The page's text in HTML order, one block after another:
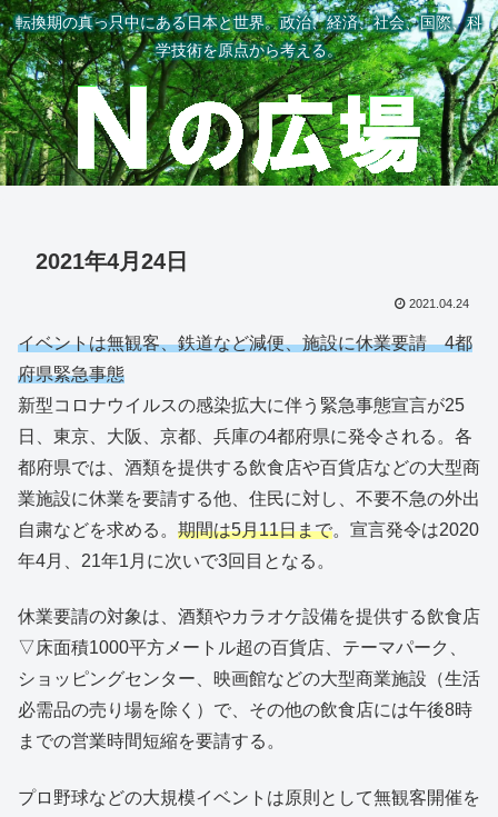
転換期の真っ只中にある日本と世界。政治、経済、社会、国際、科
学技術を原点から考える。
2021年4月24日
2021.04.24
イベントは無観客、鉄道など減便、施設に休業要請 4都
府県緊急事態
新型コロナウイルスの感染拡大に伴う緊急事態宣言が25
日、東京、大阪、京都、兵庫の4都府県に発令される。各
都府県では、酒類を提供する飲食店や百貨店などの大型商
業施設に休業を要請する他、住民に対し、不要不急の外出
自粛などを求める。 期間は5月11日まで。宣言発令は2020
年4月、21年1月に次いで3回目となる。
休業要請の対象は、酒類やカラオケ設備を提供する飲食店
▽床面積1000平方メートル超の百貨店、テーマパーク、
ショッピングセンター、映画館などの大型商業施設（生活
必需品の売り場を除く）で、その他の飲食店には午後8時
までの営業時間短縮を要請する。
プロ野球などの大規模イベントは原則として無観客開催を